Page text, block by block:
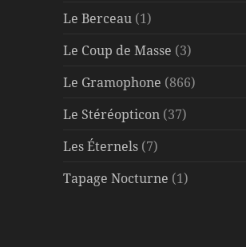
Le Berceau (1)
Le Coup de Masse (3)
Le Gramophone (866)
Le Stéréopticon (37)
Les Éternels (7)
Tapage Nocturne (1)